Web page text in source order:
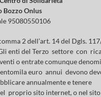
Bozzo Onlus
95080550106
2 dell’art. 14 del Dgls.
enti del Terzo settore con
o entrate comunque
euro annui devono
annualmente e tenere
proprio sito internet, o nel sito